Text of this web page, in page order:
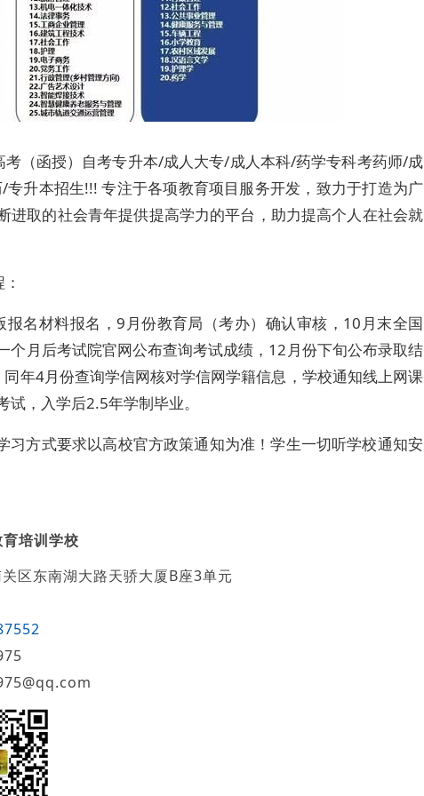
考（函授）自考专升本/成人大专/成人本科/药学专科考药师/成
专升本招生!!! 专注于各项教育项目服务开发，致力于打造为广
进取的社会青年提供提高学力的平台，助力提高个人在社会就
报名材料报名，9月份教育局（考办）确认审核，10月末全国
个月后考试院官网公布查询考试成绩，12月份下旬公布录取结
年4月份查询学信网核对学信网学籍信息，学校通知线上网课
试，入学后2.5年学制毕业。
习方式要求以高校官方政策通知为准！学生一切听学校通知安
培训学校
区东南湖大路天骄大厦B座3单元